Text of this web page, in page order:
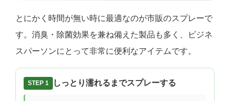
とにかく時間が無い時に最適なのが市販のスプレーで
す。消臭・除菌効果を兼ね備えた製品も多く、ビジネ
スパーソンにとって非常に便利なアイテムです。
STEP 1 しっとり濡れるまでスプレーする